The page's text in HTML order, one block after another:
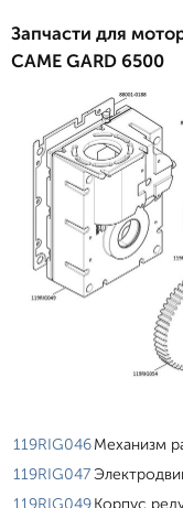
Запчасти для
CAME GARD 6500
119RIG046Механизм
119RIG047